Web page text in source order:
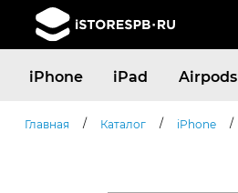
iPhone iPad Airpods
Главная / Каталог / iPhone /